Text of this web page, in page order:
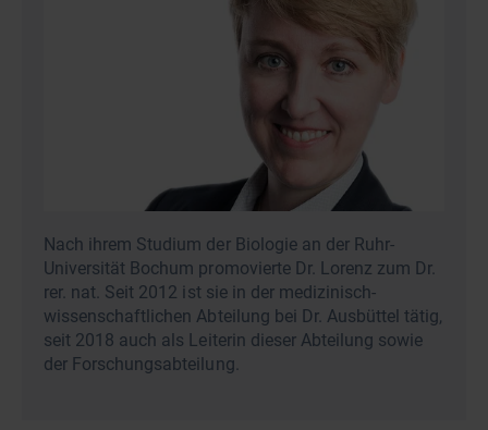
Nach ihrem Studium der Biologie an der Ruhr-
Universität Bochum promovierte Dr. Lorenz zum Dr.
rer. nat. Seit 2012 ist sie in der medizinisch-
wissenschaftlichen Abteilung bei Dr. Ausbüttel tätig,
seit 2018 auch als Leiterin dieser Abteilung sowie
der Forschungsabteilung.